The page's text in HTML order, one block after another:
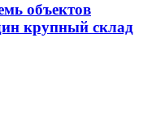
объектов
крупный склад